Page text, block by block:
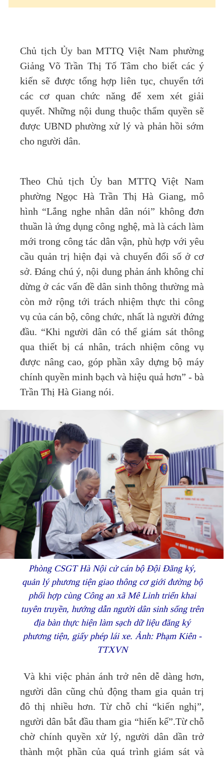
Chủ tịch Ủy ban MTTQ Việt Nam phường
Giảng Võ Trần Thị Tố Tâm cho biết các ý
kiến sẽ được tổng hợp liên tục, chuyển tới
các cơ quan chức năng để xem xét giải
quyết. Những nội dung thuộc thẩm quyền sẽ
được UBND phường xử lý và phản hồi sớm
cho người dân.
Theo Chủ tịch Ủy ban MTTQ Việt Nam
phường Ngọc Hà Trần Thị Hà Giang, mô
hình “Lắng nghe nhân dân nói” không đơn
thuần là ứng dụng công nghệ, mà là cách làm
mới trong công tác dân vận, phù hợp với yêu
cầu quản trị hiện đại và chuyển đổi số ở cơ
sở. Đáng chú ý, nội dung phản ánh không chỉ
dừng ở các vấn đề dân sinh thông thường mà
còn mở rộng tới trách nhiệm thực thi công
vụ của cán bộ, công chức, nhất là người đứng
đầu. “Khi người dân có thể giám sát thông
qua thiết bị cá nhân, trách nhiệm công vụ
được nâng cao, góp phần xây dựng bộ máy
chính quyền minh bạch và hiệu quả hơn” - bà
Trần Thị Hà Giang nói.
Phòng CSGT Hà Nội cử cán bộ Đội Đăng ký,
quản lý phương tiện giao thông cơ giới đường bộ
phối hợp cùng Công an xã Mê Linh triển khai
tuyên truyền, hướng dẫn người dân sinh sống trên
địa bàn thực hiện làm sạch dữ liệu đăng ký
phương tiện, giấy phép lái xe. Ảnh: Phạm Kiên -
TTXVN
Và khi việc phản ánh trở nên dễ dàng hơn,
người dân cũng chủ động tham gia quản trị
đô thị nhiều hơn. Từ chỗ chỉ “kiến nghị”,
người dân bắt đầu tham gia “hiến kế”.Từ chỗ
chờ chính quyền xử lý, người dân dần trở
thành một phần của quá trình giám sát và